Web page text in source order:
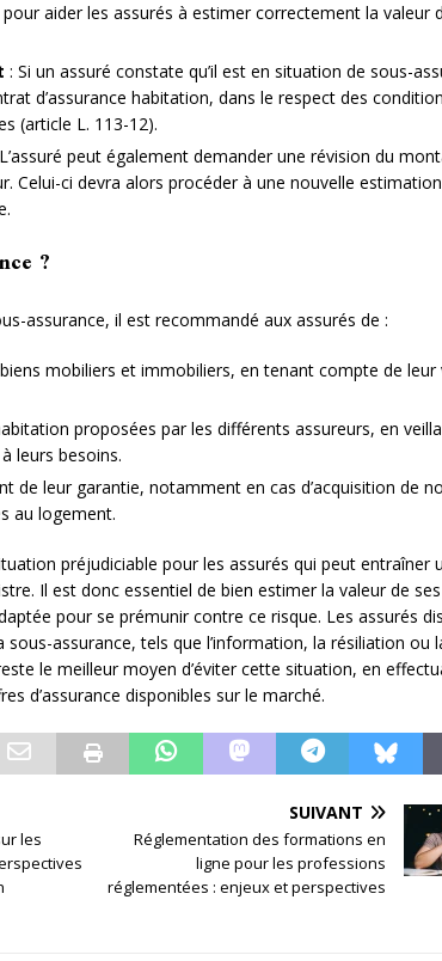
aider les assurés à estimer correctement la valeur
: Si un assuré constate qu’il est en situation de sous-
d’assurance habitation, dans le respect des
(article L. 113-12).
peut également demander une révision du
Celui-ci devra alors procéder à une nouvelle
?
assurance, il est recommandé aux assurés de :
mobiliers et immobiliers, en tenant compte de leur
proposées par les différents assureurs, en
leurs besoins.
de leur garantie, notamment en cas d’acquisition de
au logement.
préjudiciable pour les assurés qui peut entraîner
Il est donc essentiel de bien estimer la valeur de
pour se prémunir contre ce risque. Les assurés
assurance, tels que l’information, la résiliation ou
le meilleur moyen d’éviter cette situation, en
d’assurance disponibles sur le marché.
les
SUIVANT
Réglementation des formations en
ligne pour les professions
réglementées : enjeux et perspectives